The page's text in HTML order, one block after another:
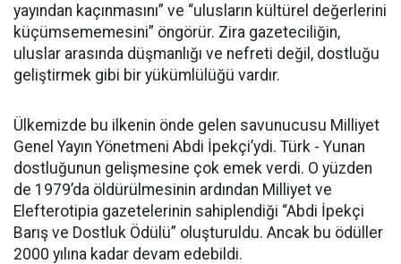
yayından kaçınmasını” ve “ulusların kültürel değerlerini
küçümsememesini” öngörür. Zira gazeteciliğin,
uluslar arasında düşmanlığı ve nefreti değil, dostluğu
geliştirmek gibi bir yükümlülüğü vardır.
Ülkemizde bu ilkenin önde gelen savunucusu Milliyet
Genel Yayın Yönetmeni Abdi İpekçi’ydi. Türk - Yunan
dostluğunun gelişmesine çok emek verdi. O yüzden
de 1979’da öldürülmesinin ardından Milliyet ve
Elefterotipia gazetelerinin sahiplendiği “Abdi İpekçi
Barış ve Dostluk Ödülü” oluşturuldu. Ancak bu ödüller
2000 yılına kadar devam edebildi.